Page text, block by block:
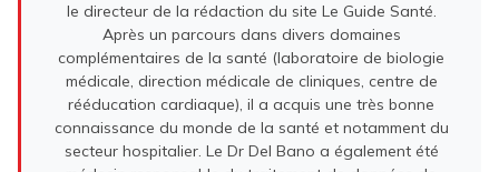
le directeur de la rédaction du site Le Guide Santé.
Après un parcours dans divers domaines
complémentaires de la santé (laboratoire de biologie
médicale, direction médicale de cliniques, centre de
rééducation cardiaque), il a acquis une très bonne
connaissance du monde de la santé et notamment du
secteur hospitalier. Le Dr Del Bano a également été